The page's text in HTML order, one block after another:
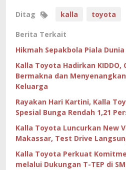
Ditag kalla toyota
Berita Terkait
Hikmah Sepakbola Piala Dunia
Kalla Toyota Hadirkan
Bermakna dan
Keluarga
Rayakan Hari Kartini, Kalla
Spesial Bunga Rendah 1,21
Kalla Toyota Luncurkan New
Makassar, Test Drive
Kalla Toyota Perkuat
melalui Dukungan T-TEP di